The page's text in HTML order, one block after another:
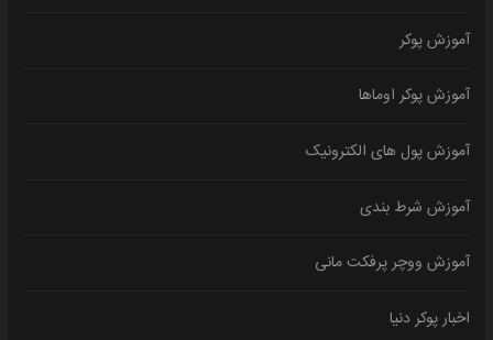
آموزش پوکر
آموزش پوکر اوماها
آموزش پول های الکترونیک
آموزش شرط بندی
آموزش ووچر پرفکت مانی
اخبار پوکر دنیا